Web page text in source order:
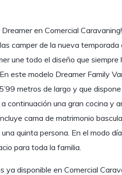
en Comercial
camper de la nueva
une todo el diseño que siempre
este modelo Dreamer Family
metros de largo y que
continuación una gran cocina y
cama de matrimonio
quinta persona. En el modo
para toda la familia.
ya disponible en Comercial